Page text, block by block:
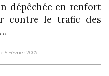
dépêchée en renfort
contre le trafic des
5 Février 2009